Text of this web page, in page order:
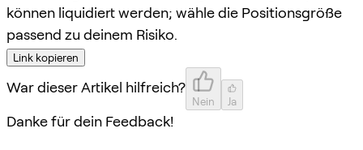
können liquidiert werden; wähle die Positionsgröße
passend zu deinem Risiko.
Link kopieren
War dieser Artikel hilfreich?
Nein Ja
Danke für dein Feedback!